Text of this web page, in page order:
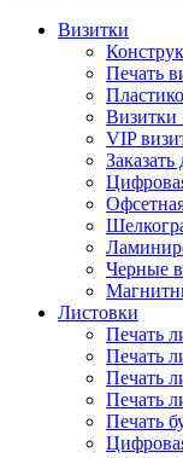
Визитки
Печать
Визитки
VIP
Черные
Листовки
Печать
Печать
Печать
Печать
Печать